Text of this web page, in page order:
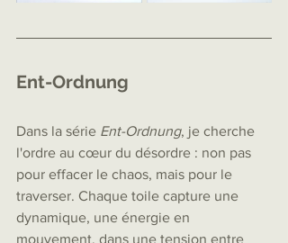
Ent-Ordnung
Dans la série Ent-Ordnung, je cherche
l'ordre au cœur du désordre : non pas
pour effacer le chaos, mais pour le
traverser. Chaque toile capture une
dynamique, une énergie en
mouvement, dans une tension entre